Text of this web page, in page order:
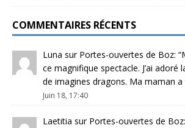
COMMENTAIRES RÉCENTS
Luna sur Portes-ouvertes de Boz: “
ce magnifique spectacle. J’ai adoré
de imagines dragons. Ma maman a
Juin 18, 17:40
Laetitia sur Portes-ouvertes de Boz